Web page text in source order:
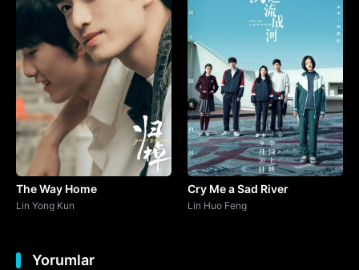
The Way Home
Lin Yong Kun
Cry Me a Sad River
Lin Huo Feng
Yorumlar